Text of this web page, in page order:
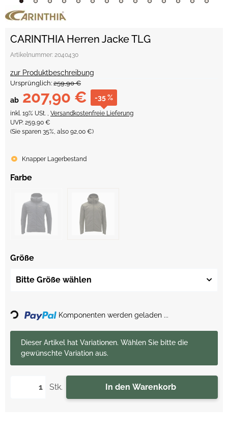
CARINTHIA Herren Jacke TLG
Artikelnummer: 2040430
zur Produktbeschreibung
Ursprünglich: 259,90 €
ab 207,90 € -35 %
inkl. 19% USt. , Versandkostenfreie Lieferung
UVP: 259,90 €
(Sie sparen 35%, also 92,00 €)
Knapper Lagerbestand
Farbe
Größe
Bitte Größe wählen
Stk. In den Warenkorb
xDieser Artikel hat Variationen. Wählen Sie bitte die
gewünschte Variation aus.
Loading... Komponenten werden geladen ...